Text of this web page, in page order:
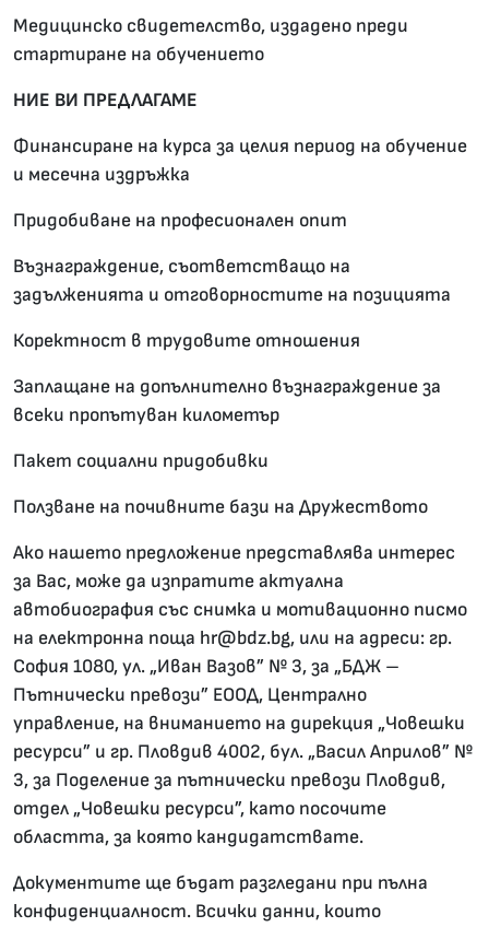
Медицинско свидетелство, издадено преди
стартиране на обучението
НИЕ ВИ ПРЕДЛАГАМЕ
Финансиране на курса за целия период на обучение
и месечна издръжка
Придобиване на професионален опит
Възнаграждение, съответстващо на
задълженията и отговорностите на позицията
Коректност в трудовите отношения
Заплащане на допълнително възнаграждение за
всеки пропътуван километър
Пакет социални придобивки
Ползване на почивните бази на Дружеството
Ако нашето предложение представлява интерес
за Вас, може да изпратите актуална
автобиография със снимка и мотивационно писмо
на електронна поща hr@bdz.bg, или на адреси: гр.
София 1080, ул. „Иван Вазов” № 3, за „БДЖ –
Пътнически превози” ЕООД, Централно
управление, на вниманието на дирекция „Човешки
ресурси” и гр. Пловдив 4002, бул. „Васил Априлов” №
3, за Поделение за пътнически превози Пловдив,
отдел „Човешки ресурси”, като посочите
областта, за която кандидатствате.
Документите ще бъдат разгледани при пълна
конфиденциалност. Всички данни, които